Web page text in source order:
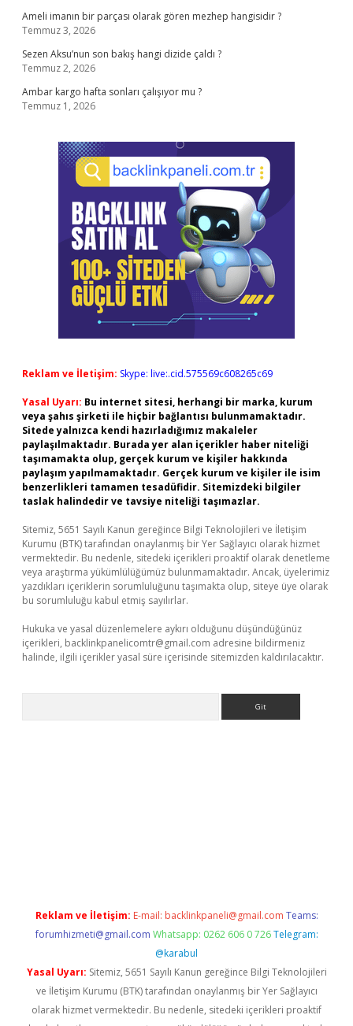
Ameli imanın bir parçası olarak gören mezhep hangisidir ?
Temmuz 3, 2026
Sezen Aksu’nun son bakış hangi dizide çaldı ?
Temmuz 2, 2026
Ambar kargo hafta sonları çalışıyor mu ?
Temmuz 1, 2026
Reklam ve İletişim: Skype: live:.cid.575569c608265c69
Yasal Uyarı: Bu internet sitesi, herhangi bir marka, kurum
veya şahıs şirketi ile hiçbir bağlantısı bulunmamaktadır.
Sitede yalnızca kendi hazırladığımız makaleler
paylaşılmaktadır. Burada yer alan içerikler haber niteliği
taşımamakta olup, gerçek kurum ve kişiler hakkında
paylaşım yapılmamaktadır. Gerçek kurum ve kişiler ile isim
benzerlikleri tamamen tesadüfidir. Sitemizdeki bilgiler
taslak halindedir ve tavsiye niteliği taşımazlar.
Sitemiz, 5651 Sayılı Kanun gereğince Bilgi Teknolojileri ve İletişim
Kurumu (BTK) tarafından onaylanmış bir Yer Sağlayıcı olarak hizmet
vermektedir. Bu nedenle, sitedeki içerikleri proaktif olarak denetleme
veya araştırma yükümlülüğümüz bulunmamaktadır. Ancak, üyelerimiz
yazdıkları içeriklerin sorumluluğunu taşımakta olup, siteye üye olarak
bu sorumluluğu kabul etmiş sayılırlar.
Hukuka ve yasal düzenlemelere aykırı olduğunu düşündüğünüz
içerikleri, backlinkpanelicomtr@gmail.com adresine bildirmeniz
halinde, ilgili içerikler yasal süre içerisinde sitemizden kaldırılacaktır.
Reklam ve İletişim: E-mail: backlinkpaneli@gmail.com Teams:
forumhizmeti@gmail.com Whatsapp: 0262 606 0 726 Telegram:
@karabul
Yasal Uyarı: Sitemiz, 5651 Sayılı Kanun gereğince Bilgi Teknolojileri
ve İletişim Kurumu (BTK) tarafından onaylanmış bir Yer Sağlayıcı
olarak hizmet vermektedir. Bu nedenle, sitedeki içerikleri proaktif